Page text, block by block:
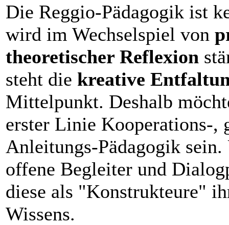
Die Reggio-Pädagogik ist
wird im Wechselspiel von
theoretischer Reflexion
steht die kreative
Mittelpunkt. Deshalb
erster Linie Kooperations-,
Anleitungs-Pädagogik
offene Begleiter und
diese als "Konstrukteure"
Wissens.